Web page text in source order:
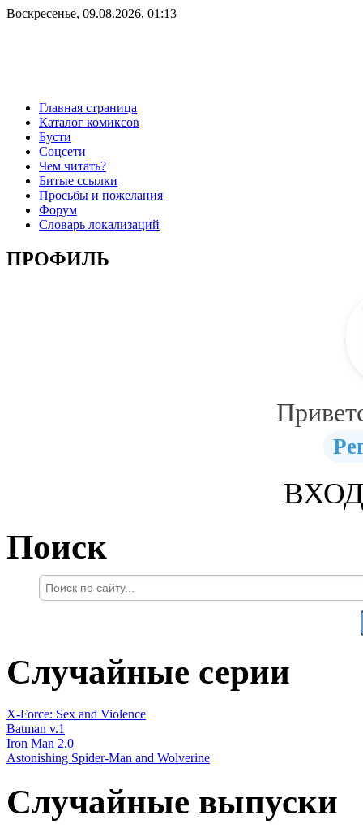
Воскресенье, 09.08.2026, 01:13
Главная страница
Каталог комиксов
Бусти
Соцсети
Чем читать?
Битые ссылки
Просьбы и пожелания
Форум
Словарь локализаций
ПРОФИЛЬ
Поиск
Случайные серии
X-Force: Sex and Violence
Batman v.1
Iron Man 2.0
Astonishing Spider-Man and Wolverine
Случайные выпуски